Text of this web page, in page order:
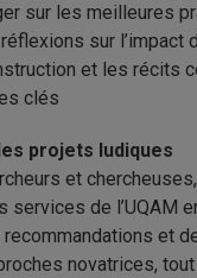
sur les meilleures
sur l’impact
et les récits
clés
projets ludiques
et
services de l’UQAM
et
novatrices, tout